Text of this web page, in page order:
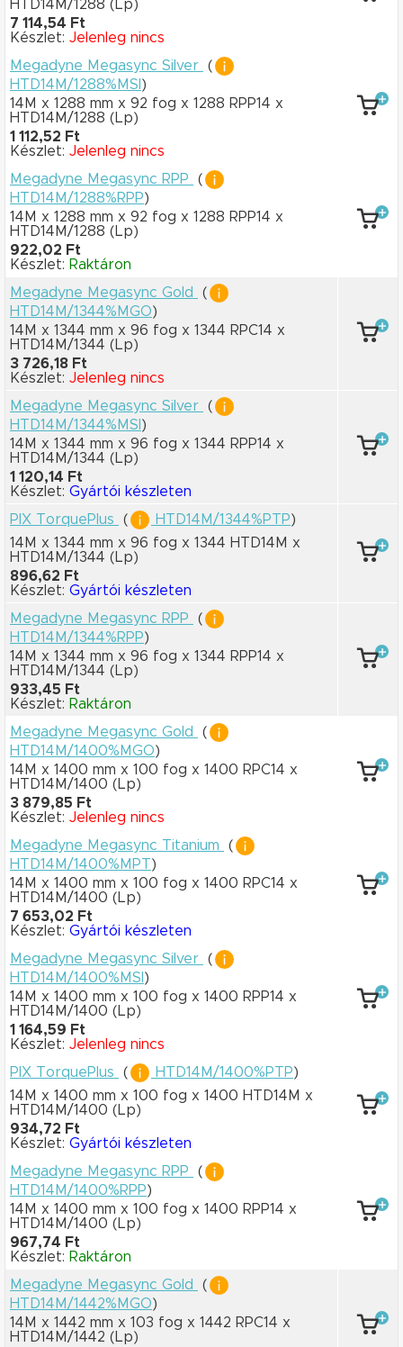
HTD14M/1288 (Lp)
7 114,54 Ft
Készlet: Jelenleg nincs
Megadyne Megasync Silver
(
HTD14M/1288%MSI )
14M x 1288 mm x 92 fog x 1288 RPP14 x
HTD14M/1288 (Lp)
1 112,52 Ft
Készlet: Jelenleg nincs
Megadyne Megasync RPP
(
HTD14M/1288%RPP)
14M x 1288 mm x 92 fog x 1288 RPP14 x
HTD14M/1288 (Lp)
922,02 Ft
Készlet: Raktáron
Megadyne Megasync Gold
(
HTD14M/1344%MGO)
14M x 1344 mm x 96 fog x 1344 RPC14 x
HTD14M/1344 (Lp)
3 726,18 Ft
Készlet: Jelenleg nincs
Megadyne Megasync Silver
(
HTD14M/1344%MSI )
14M x 1344 mm x 96 fog x 1344 RPP14 x
HTD14M/1344 (Lp)
1 120,14 Ft
Készlet: Gyártói készleten
PIX TorquePlus
( HTD14M/1344%PTP)
14M x 1344 mm x 96 fog x 1344 HTD14M x
HTD14M/1344 (Lp)
896,62 Ft
Készlet: Gyártói készleten
Megadyne Megasync RPP
(
HTD14M/1344%RPP)
14M x 1344 mm x 96 fog x 1344 RPP14 x
HTD14M/1344 (Lp)
933,45 Ft
Készlet: Raktáron
Megadyne Megasync Gold
(
HTD14M/1400%MGO)
14M x 1400 mm x 100 fog x 1400 RPC14 x
HTD14M/1400 (Lp)
3 879,85 Ft
Készlet: Jelenleg nincs
Megadyne Megasync Titanium
(
HTD14M/1400%MPT)
14M x 1400 mm x 100 fog x 1400 RPC14 x
HTD14M/1400 (Lp)
7 653,02 Ft
Készlet: Gyártói készleten
Megadyne Megasync Silver
(
HTD14M/1400%MSI )
14M x 1400 mm x 100 fog x 1400 RPP14 x
HTD14M/1400 (Lp)
1 164,59 Ft
Készlet: Jelenleg nincs
PIX TorquePlus
( HTD14M/1400%PTP)
14M x 1400 mm x 100 fog x 1400 HTD14M x
HTD14M/1400 (Lp)
934,72 Ft
Készlet: Gyártói készleten
Megadyne Megasync RPP
(
HTD14M/1400%RPP)
14M x 1400 mm x 100 fog x 1400 RPP14 x
HTD14M/1400 (Lp)
967,74 Ft
Készlet: Raktáron
Megadyne Megasync Gold
(
HTD14M/1442%MGO)
14M x 1442 mm x 103 fog x 1442 RPC14 x
HTD14M/1442 (Lp)